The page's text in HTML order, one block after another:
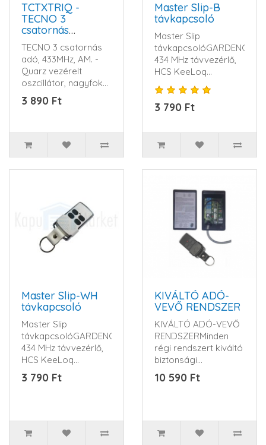
TCTXTRIQ -
TECNO 3
csatornás
távvezérlő
TECNO 3 csatornás
adó, 433MHz, AM. -
Quarz vezérelt
oszcillátor, nagyfokú
frekvencia stabilitás,
hat..
3 890 Ft
Master Slip-B
távkapcsoló
Master Slip
távkapcsolóGARDENGATE
434 MHz távvezérlő,
HCS KeeLoq
ugrókód, 4 csatorna,
3 V CR2032 ele..
3 790 Ft
Master Slip-WH
távkapcsoló
Master Slip
távkapcsolóGARDENGATE
434 MHz távvezérlő,
HCS KeeLoq
ugrókód, 4 csatorna,
3 V CR2032 e..
3 790 Ft
KIVÁLTÓ ADÓ-
VEVŐ RENDSZER
KIVÁLTÓ ADÓ-VEVŐ
RENDSZERMinden
régi rendszert kiváltó
biztonsági
távkapcsoló szett.
Cseréljen moder..
10 590 Ft